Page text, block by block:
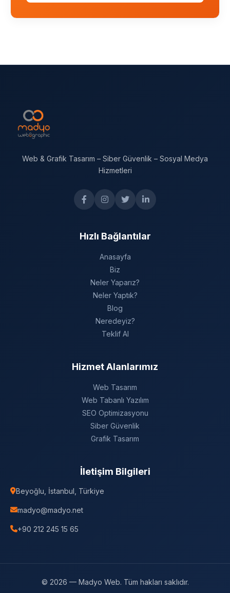
Web & Grafik Tasarım – Siber Güvenlik – Sosyal Medya
Hizmetleri
Hızlı Bağlantılar
Anasayfa
Biz
Neler Yaparız?
Neler Yaptık?
Blog
Neredeyiz?
Teklif Al
Hizmet Alanlarımız
Web Tasarım
Web Tabanlı Yazılım
SEO Optimizasyonu
Siber Güvenlik
Grafik Tasarım
İletişim Bilgileri
Beyoğlu, İstanbul, Türkiye
madyo@madyo.net
+90 212 245 15 65
© 2026 — Madyo Web. Tüm hakları saklıdır.